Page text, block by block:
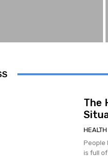
The
HEALTH
People
is full of